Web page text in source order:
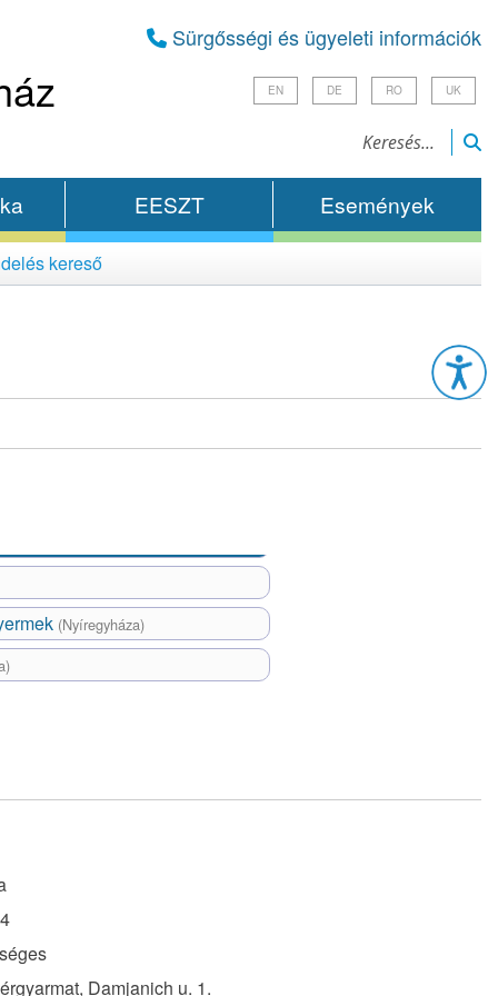
Sürgősségi és ügyeleti információk
EN DE RO UK
EESZT Események
kereső
(Nyíregyháza)
Damjanich u. 1.